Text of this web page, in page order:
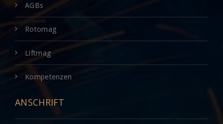
AGBs
Rotomag
Liftmag
Kompetenzen
ANSCHRIFT